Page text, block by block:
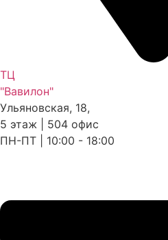
ТЦ
"Вавилон"
Ульяновская, 18,
5 этаж | 504 офис
ПН-ПТ | 10:00 - 18:00